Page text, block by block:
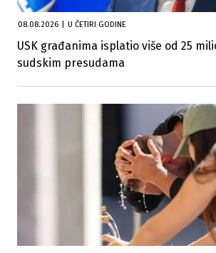
08.08.2026 U ČETIRI GODINE
USK građanima isplatio više od 25
sudskim presudama